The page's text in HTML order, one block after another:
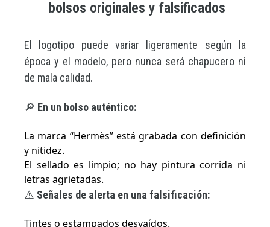
bolsos originales y falsificados
El logotipo puede variar ligeramente según la
época y el modelo, pero nunca será chapucero ni
de mala calidad.
🔎 En un bolso auténtico:
La marca “Hermès” está grabada con definición
y nitidez.
El sellado es limpio; no hay pintura corrida ni
letras agrietadas.
⚠️ Señales de alerta en una falsificación:
Tintes o estampados desvaídos.